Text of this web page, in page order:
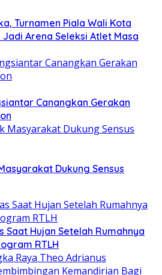
Turnamen Piala Wali Kota
Arena Seleksi Atlet Masa
Canangkan Gerakan
Dukung Sensus
Saat Hujan Setelah Rumahnya
RTLH